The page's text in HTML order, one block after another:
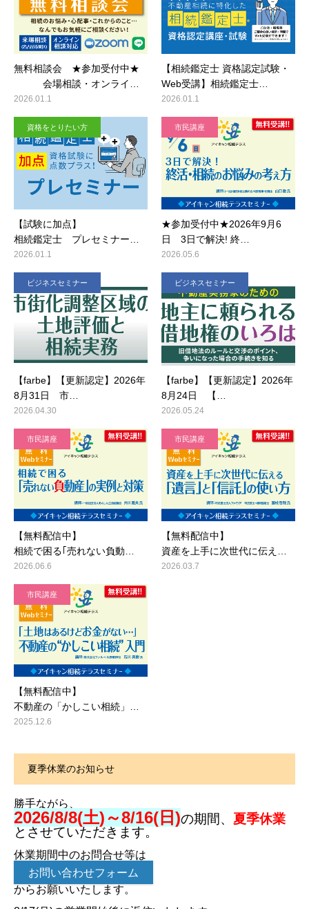
無料相談会 ★参加受付中★
会場相談・オンライ…
2026.01.1
【相続鑑定士 資格認定試験・
Web受講】相続鑑定士…
2026.01.1
資格をとりたい方
【試験に加点】
相続鑑定士 プレセミナー…
2026.01.1
市民講座
★参加受付中★2026年9月6
日 3日で解決! 終…
2026.05.6
ビジネスセミナー
【farbe】【更新認定】2026年
8月31日 市…
2026.04.30
ビジネスセミナー
【farbe】【更新認定】2026年
8月24日 【…
2026.05.24
市民講座
【無料配信中】
相続で困る｢売れない負動…
2026.06.6
市民講座
【無料配信中】
資産を上手に次世代に伝え…
2026.03.7
市民講座
【無料配信中】
不動産の「かしこい相続」…
2025.12.6
夏季休業のお知らせ
勝手ながら、
2026/8/8(土)～8/16(日)の期間、 夏季休業
とさせていただきます。
休業期間中のお問合せ等は
お問い合わせフォーム
からお願いいたします。